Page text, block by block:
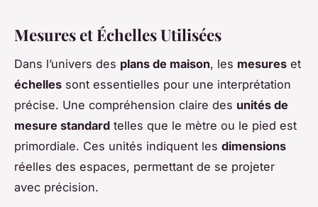
Mesures et Échelles Utilisées
Dans l’univers des plans de maison, les mesures et
échelles sont essentielles pour une interprétation
précise. Une compréhension claire des unités de
mesure standard telles que le mètre ou le pied est
primordiale. Ces unités indiquent les dimensions
réelles des espaces, permettant de se projeter
avec précision.